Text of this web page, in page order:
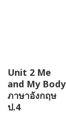
Unit 2 Me
and My Body
ภาษาอังกฤษ
ป.4